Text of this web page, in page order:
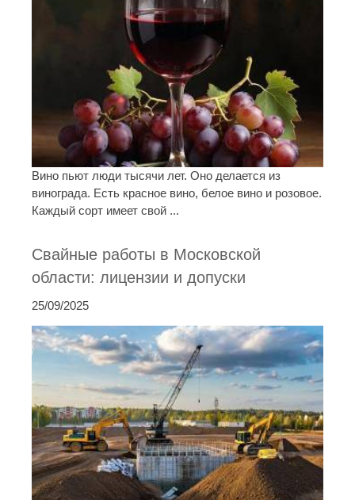
Вино пьют люди тысячи лет. Оно делается из
винограда. Есть красное вино, белое вино и розовое.
Каждый сорт имеет свой ...
Свайные работы в Московской
области: лицензии и допуски
25/09/2025